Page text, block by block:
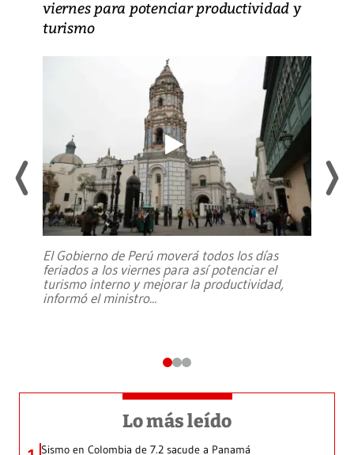
viernes para potenciar productividad y
turismo
El Gobierno de Perú moverá todos los días
feriados a los viernes para así potenciar el
turismo interno y mejorar la productividad,
informó el ministro...
Lo más leído
Sismo en Colombia de 7.2 sacude a Panamá